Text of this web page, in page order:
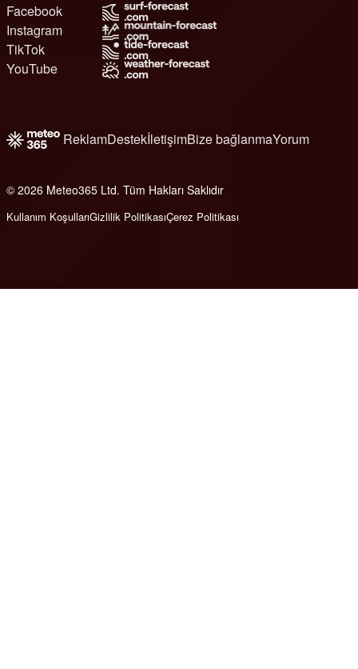
Facebook
Instagram
TikTok
YouTube
ReklamDestekİletişimBize bağlanmaYorum
© 2026 Meteo365 Ltd. Tüm Hakları Saklıdır
Kullanım KoşullarıGizlilik PolitikasıÇerez Politikası